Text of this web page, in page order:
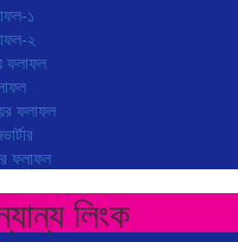
১
২
ফলাফল
ফলাফল
ফলাফল
লিংক